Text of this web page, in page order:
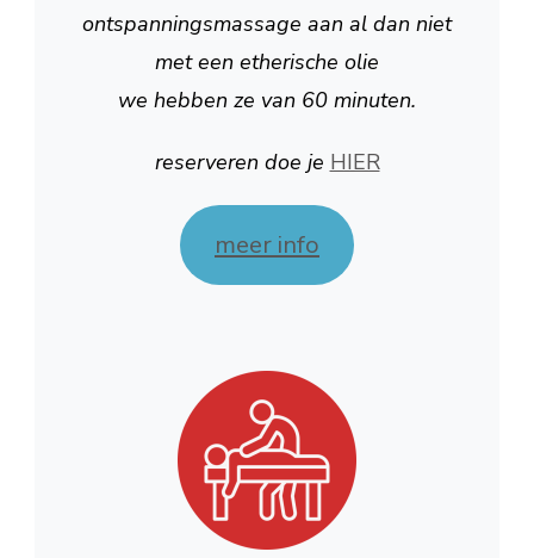
ontspanningsmassage aan al dan niet
met een etherische olie
we hebben ze van 60 minuten.
reserveren doe je HIER
meer info